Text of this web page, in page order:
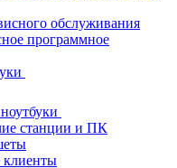
обслуживания
программное
станции и ПК
клиенты